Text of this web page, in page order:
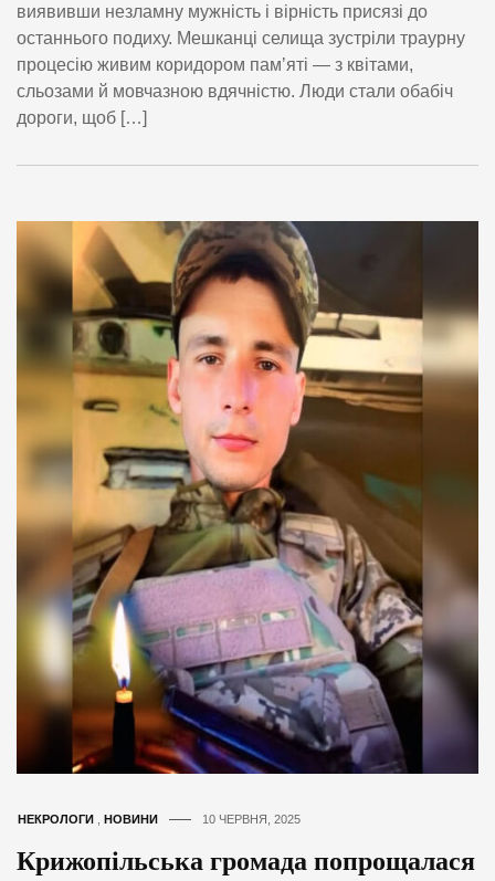
виявивши незламну мужність і вірність присязі до
останнього подиху. Мешканці селища зустріли траурну
процесію живим коридором памʼяті — з квітами,
сльозами й мовчазною вдячністю. Люди стали обабіч
дороги, щоб […]
НЕКРОЛОГИ НОВИНИ 10 ЧЕРВНЯ, 2025
Крижопільська громада попрощалася